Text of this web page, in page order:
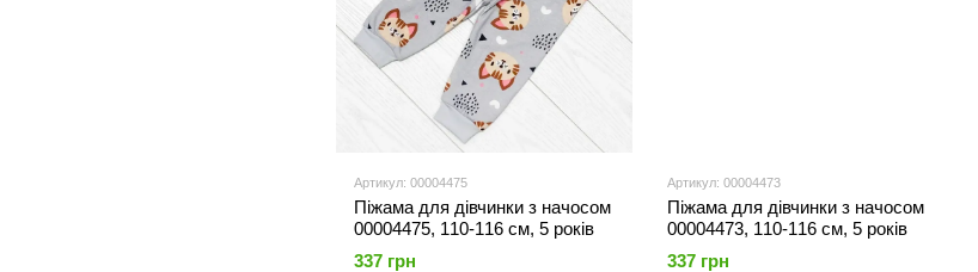
Артикул: 00004475
Піжама для дівчинки з начосом
00004475, 110-116 см, 5 років
337 грн
Артикул: 00004473
Піжама для дівчинки з начосом
00004473, 110-116 см, 5 років
337 грн